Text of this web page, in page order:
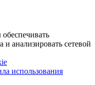
анализировать сетевой
использования